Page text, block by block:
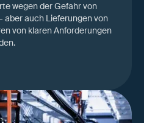
wegen der Gefahr von
aber auch Lieferungen von
von klaren Anforderungen